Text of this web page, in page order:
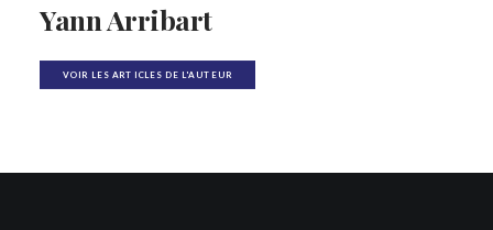
Yann Arribart
VOIR LES ARTICLES DE L'AUTEUR